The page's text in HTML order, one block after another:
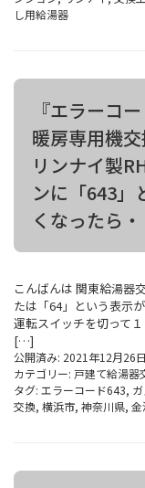
し用給湯器
『エラーコ
暖房専用機
リンナイ製
ンに「643」
くなったら・
こんばんは 関東給湯器
たは「64」という表示
運転スイッチを切って
[…]
公開済み: 2021年12月26日
カテゴリー: 戸建て給湯器
タグ: エラーコード643,
交換, 横浜市, 神奈川県, 金